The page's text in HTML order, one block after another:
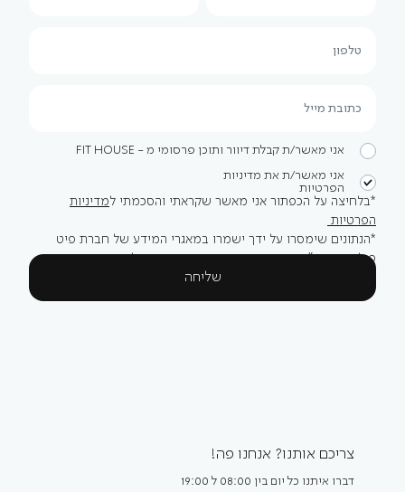
אני מאשר/ת קבלת דיוור ותוכן פרסומי מ - FIT HOUSE
*בלחיצה על הכפתור אני מאשר שקראתי והסכמתי למדיניות
הפרטיות
*הנתונים שימסרו על ידך ישמרו במאגרי המידע של חברת פיט
פילאטיס בע"מ, שתעשה בהם שימוש בהתאם למדיניות הפרטיות
שליחה
אני מאשר/ת את מדיניות
הפרטיות
צריכם אותנו? אנחנו פה!
דברו איתנו כל יום בין 08:00 ל 19:00